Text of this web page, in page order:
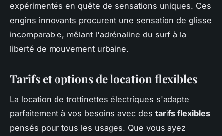
expérimentés en quête de sensations uniques. Ces
engins innovants procurent une sensation de glisse
incomparable, mêlant l'adrénaline du surf à la
liberté de mouvement urbaine.
Tarifs et options de location flexibles
La location de trottinettes électriques s'adapte
parfaitement à vos besoins avec des tarifs flexibles
pensés pour tous les usages. Que vous ayez